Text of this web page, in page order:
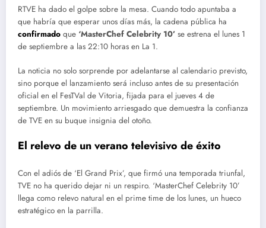
RTVE ha dado el golpe sobre la mesa. Cuando todo apuntaba a
que habría que esperar unos días más, la cadena pública ha
confirmado que ‘MasterChef Celebrity 10’ se estrena el lunes 1
de septiembre a las 22:10 horas en La 1.
La noticia no solo sorprende por adelantarse al calendario previsto,
sino porque el lanzamiento será incluso antes de su presentación
oficial en el FesTVal de Vitoria, fijada para el jueves 4 de
septiembre. Un movimiento arriesgado que demuestra la confianza
de TVE en su buque insignia del otoño.
El relevo de un verano televisivo de éxito
Con el adiós de ‘El Grand Prix’, que firmó una temporada triunfal,
TVE no ha querido dejar ni un respiro. ‘MasterChef Celebrity 10’
llega como relevo natural en el prime time de los lunes, un hueco
estratégico en la parrilla.